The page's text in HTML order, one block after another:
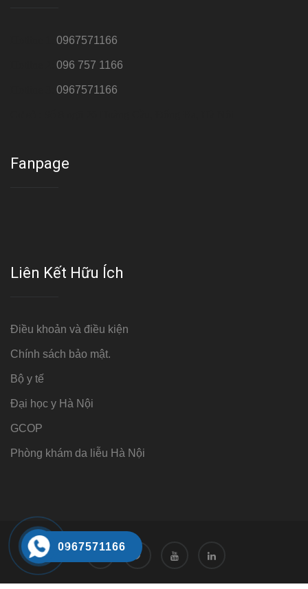
0967571166
096 757 1166
0967571166
Fanpage
Liên Kết Hữu Ích
Điều khoản và điều kiện
Chính sách bảo mật.
Bộ y tế
Đại học y Hà Nội
GCOP
Phòng khám da liễu Hà Nội
0967571166